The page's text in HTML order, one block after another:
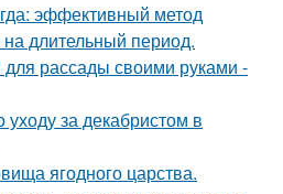
эффективный метод
длительный период.
рассады своими руками -
уходу за декабристом в
ягодного царства.